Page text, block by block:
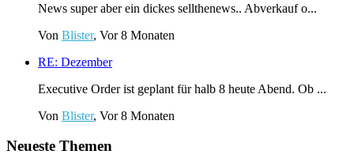
News super aber ein dickes sellthenews.. Abverkauf o...
Von Blister, Vor 8 Monaten
RE: Dezember
Executive Order ist geplant für halb 8 heute Abend. Ob ...
Von Blister, Vor 8 Monaten
Neueste Themen